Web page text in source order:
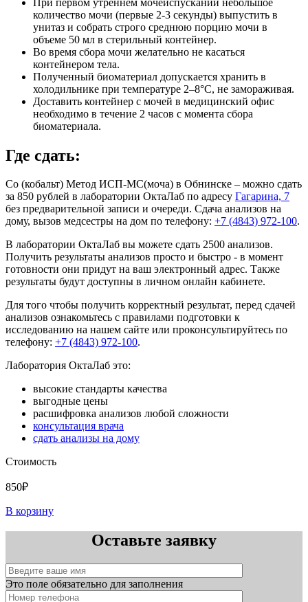
количество мочи (первые 2-3 секунды) выпустить в
унитаз и собрать строго среднюю порцию мочи в
объеме 50 мл в стерильный контейнер.
Во время сбора мочи желательно не касаться
контейнером тела.
Полученный биоматериал допускается хранить в
холодильнике при температуре 2–8°С, не замораживая.
Доставить контейнер с мочей в медицинский офис
необходимо в течение 2 часов с момента сбора
биоматериала.
Где сдать:
Co (кобальт) Метод ИСП-МС(моча) в Обнинске – можно сдать
за 850 рублей в лаборатории ОктаЛаб по адресу Гагарина, 7
без предварительной записи и очереди. Сдача анализов на
дому, вызов медсестры на дом по телефону: +7 (4843) 972-100.
В лаборатории ОктаЛаб вы можете сдать 2500 анализов.
Получить результаты анализов просто и быстро - в момент
готовности они придут на ваш электронный адрес. Также
результаты будут доступны в личном онлайн кабинете.
Для того чтобы получить корректный результат, перед сдачей
анализов ознакомьтесь с правилами подготовки к
исследованию на нашем сайте или проконсультируйтесь по
телефону: +7 (4843) 972-100.
Лаборатория ОктаЛаб это:
высокие стандарты качества
выгодные цены
расшифровка анализов любой сложности
консультация врача
сдать анализы на дому
Стоимость
850₽
В корзину
Оставьте заявку
Это поле обязательно для заполнения